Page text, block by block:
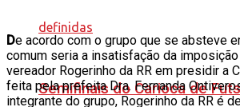
Semifinais do Carioca de
De acordo com o grupo que se absteve
comum seria a insatisfação da
vereador Rogerinho da RR em presidir a
feita pela prefeita Dra. Fernanda
integrante do grupo, Rogerinho da RR é